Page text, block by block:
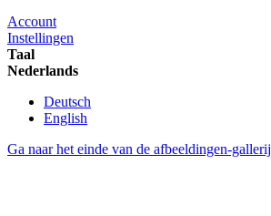
Account
Instellingen
Taal
Nederlands
Deutsch
English
Ga naar het einde van de afbeeldingen-gallerij